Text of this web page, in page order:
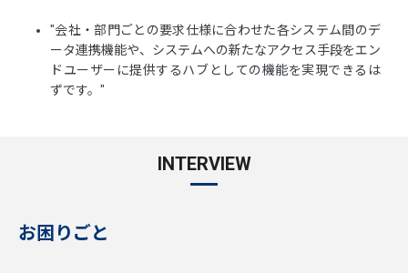
"会社・部門ごとの要求仕様に合わせた各システム間のデ
ータ連携機能や、システムへの新たなアクセス手段をエン
ドユーザーに提供するハブとしての機能を実現できるは
ずです。"
INTERVIEW
お困りごと